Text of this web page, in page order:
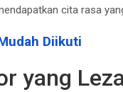
cita rasa
Diikuti
yang